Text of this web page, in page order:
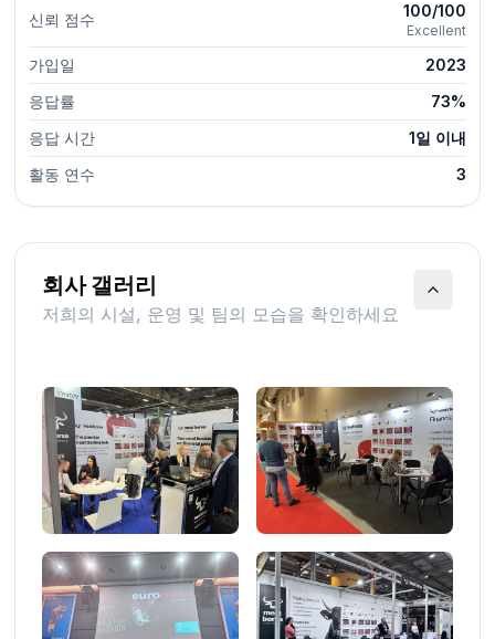
회사 갤러리
저희의 시설, 운영 및 팀의 모습을 확인하세요
신뢰 점수 100/100
Excellent
가입일
2023
응답률
73%
응답 시간
1일 이내
활동 연수
3